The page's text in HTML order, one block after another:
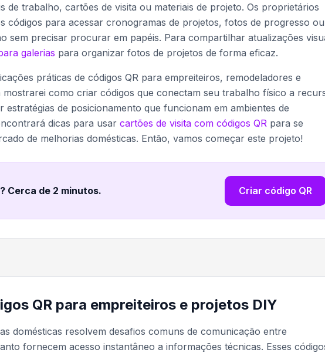
de trabalho, cartões de visita ou materiais de projeto. Os proprietários
códigos para acessar cronogramas de projetos, fotos de progresso ou
sem precisar procurar em papéis. Para compartilhar atualizações
galerias para organizar fotos de projetos de forma eficaz.
práticas de códigos QR para empreiteiros, remodeladores e
mostrarei como criar códigos que conectam seu trabalho físico a
estratégias de posicionamento que funcionam em ambientes de
dicas para usar cartões de visita com códigos QR para se
de melhorias domésticas. Então, vamos começar este projeto!
Cerca de 2 minutos. Criar código QR
QR para empreiteiros e projetos DIY
domésticas resolvem desafios comuns de comunicação entre
fornecem acesso instantâneo a informações técnicas. Esses